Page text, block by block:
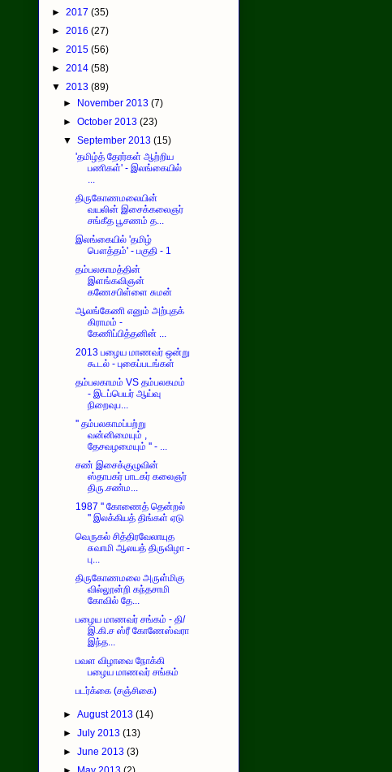
► 2017 (35)
► 2016 (27)
► 2015 (56)
► 2014 (58)
▼ 2013 (89)
► November 2013(7)
►October 2013(23)
▼September 2013(15)
'தமிழ்த் தேரர்கள் ஆற்றிய
பணிகள்' - இலங்கையில்
திருகோணமலையின்
வயலின் இசைக்கலைஞர்
சங்கீத பூசணம் த...
இலங்கையில் 'தமிழ்
பௌத்தம்' - பகுதி - 1
தம்பலகாமத்தின்
இளங்கவிஞன்
கணேசபிள்ளை சுமன்
ஆலங்கேணி எனும் அற்புதக்
கிராமம் -
கேணிப்பித்தனின் ...
2013 பழைய மாணவர் ஒன்று
கூடல் - புகைப்படங்கள்
தம்பலகாமம் VS தம்பலகமம்
- இடப்பெயர் ஆய்வு
நிறைவுப...
'' தம்பலகாமப்பற்று
வன்னிமையும் ,
தேசவழமையும் '' - ...
சண் இசைக்குழுவின்
ஸ்தாபகர் பாடகர் கலைஞர்
திரு.சண்ம...
1987 '' கோணைத் தென்றல்
'' இலக்கியத் திங்கள் ஏடு
வெருகல் சித்திரவேலாயுத
சுவாமி ஆலயத் திருவிழா -
பு...
திருகோணமலை அருள்மிகு
வில்லூன்றி கந்தசாமி
கோவில் தே...
பழைய மாணவர் சங்கம் - தி/
இ.கி.ச ஸ்ரீ கோணேஸ்வரா
இந்த...
பவள விழாவை நோக்கி
பழைய மாணவர் சங்கம்
படர்க்கை (சஞ்சிகை)
►August 2013(14)
►July 2013(13)
►June 2013(3)